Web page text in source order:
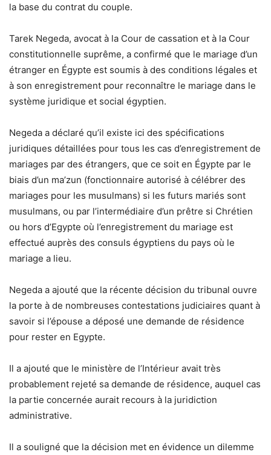
la base du contrat du couple.
Tarek Negeda, avocat à la Cour de cassation et à la Cour
constitutionnelle suprême, a confirmé que le mariage d’un
étranger en Égypte est soumis à des conditions légales et
à son enregistrement pour reconnaître le mariage dans le
système juridique et social égyptien.
Negeda a déclaré qu’il existe ici des spécifications
juridiques détaillées pour tous les cas d’enregistrement de
mariages par des étrangers, que ce soit en Égypte par le
biais d’un ma’zun (fonctionnaire autorisé à célébrer des
mariages pour les musulmans) si les futurs mariés sont
musulmans, ou par l’intermédiaire d’un prêtre si Chrétien
ou hors d’Egypte où l’enregistrement du mariage est
effectué auprès des consuls égyptiens du pays où le
mariage a lieu.
Negeda a ajouté que la récente décision du tribunal ouvre
la porte à de nombreuses contestations judiciaires quant à
savoir si l’épouse a déposé une demande de résidence
pour rester en Egypte.
Il a ajouté que le ministère de l’Intérieur avait très
probablement rejeté sa demande de résidence, auquel cas
la partie concernée aurait recours à la juridiction
administrative.
Il a souligné que la décision met en évidence un dilemme